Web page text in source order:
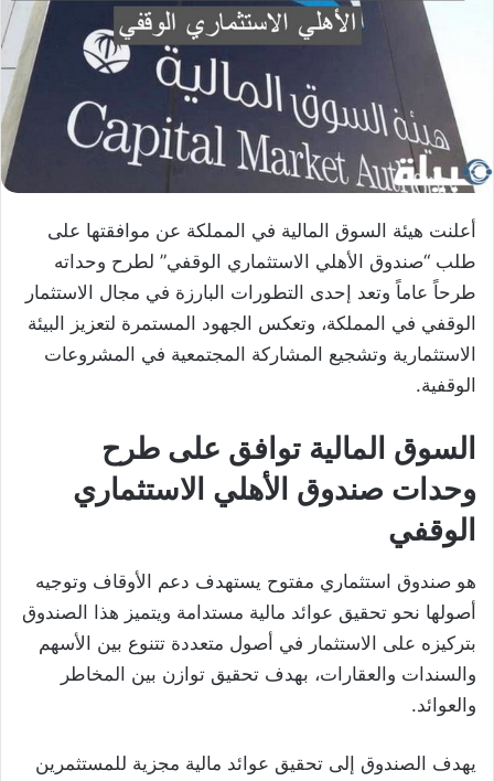
أعلنت هيئة السوق المالية في المملكة عن موافقتها على
طلب “صندوق الأهلي الاستثماري الوقفي” لطرح وحداته
طرحاً عاماً وتعد إحدى التطورات البارزة في مجال الاستثمار
الوقفي في المملكة، وتعكس الجهود المستمرة لتعزيز البيئة
الاستثمارية وتشجيع المشاركة المجتمعية في المشروعات
الوقفية.
السوق المالية توافق على طرح
وحدات صندوق الأهلي الاستثماري
الوقفي
هو صندوق استثماري مفتوح يستهدف دعم الأوقاف وتوجيه
أصولها نحو تحقيق عوائد مالية مستدامة ويتميز هذا الصندوق
بتركيزه على الاستثمار في أصول متعددة تتنوع بين الأسهم
والسندات والعقارات، بهدف تحقيق توازن بين المخاطر
والعوائد.
يهدف الصندوق إلى تحقيق عوائد مالية مجزية للمستثمرين